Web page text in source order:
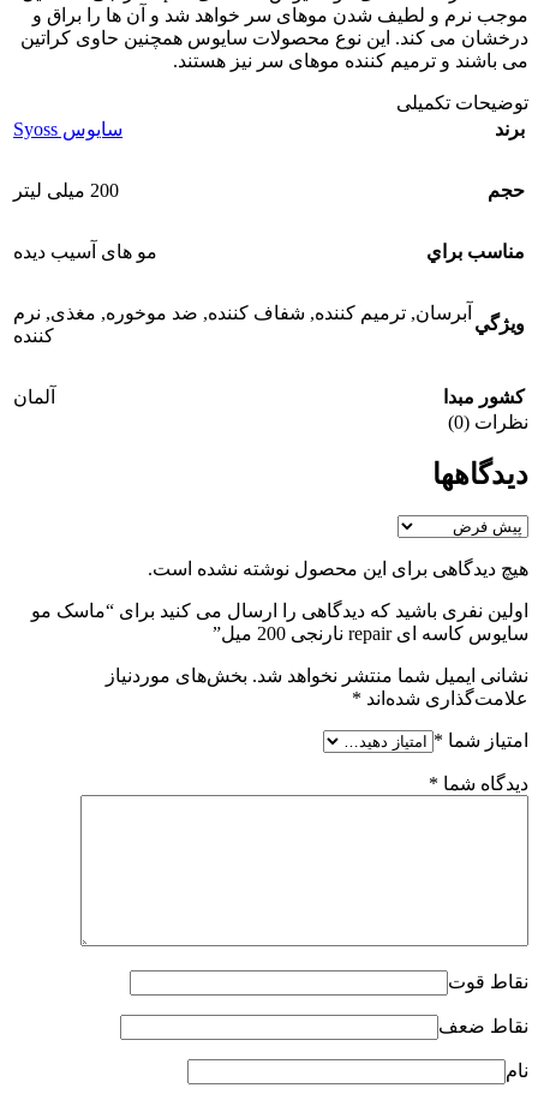
موجب نرم و لطیف شدن موهای سر خواهد شد و آن ها را براق و
درخشان می کند. این نوع محصولات سایوس همچنین حاوی کراتین
می باشند و ترمیم کننده موهای سر نیز هستند.
توضیحات تکمیلی
برند
سایوس Syoss
حجم 200 میلی لیتر
مناسب براي مو های آسیب دیده
ويژگي
آبرسان, ترمیم کننده, شفاف کننده, ضد موخوره, مغذی, نرم
کننده
کشور مبدا
آلمان
نظرات (0)
دیدگاهها
هیچ دیدگاهی برای این محصول نوشته نشده است.
اولین نفری باشید که دیدگاهی را ارسال می کنید برای “ماسک مو
سایوس کاسه ای repair نارنجی 200 میل”
نشانی ایمیل شما منتشر نخواهد شد. بخش‌های موردنیاز
علامت‌گذاری شده‌اند *
امتیاز شما *
دیدگاه شما *
نقاط قوت
نقاط ضعف
نام